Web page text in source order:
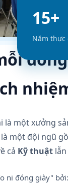
15+
Năm thực
là một xưởng
là một đội ngũ
cả Kỹ thuật lẫn
ni đóng giày" bởi: